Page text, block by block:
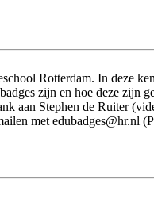
Rotterdam. In deze
zijn en hoe deze zijn
aan Stephen de Ruiter
met edubadges@hr.nl